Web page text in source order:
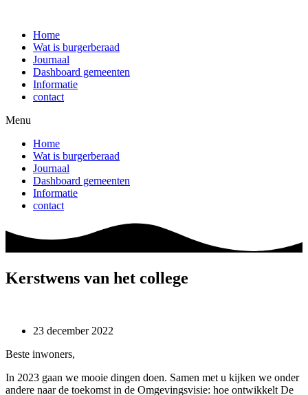
inhoud
Home
Wat is burgerberaad
Journaal
Dashboard gemeenten
Informatie
contact
Menu
Home
Wat is burgerberaad
Journaal
Dashboard gemeenten
Informatie
contact
Kerstwens van het college
23 december 2022
Beste inwoners,
In 2023 gaan we mooie dingen doen. Samen met u kijken we onder
andere naar de toekomst in de Omgevingsvisie: hoe ontwikkelt De